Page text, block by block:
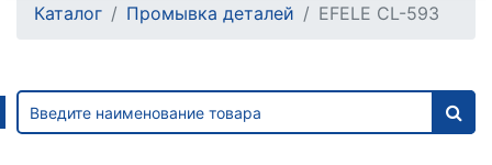
Каталог Промывка деталей EFELE CL-593